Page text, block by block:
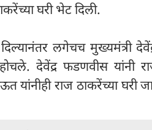
घरी भेट दिली.
लगेचच मुख्यमंत्री
देवेंद्र फडणवीस यांनी
यांनीही राज ठाकरेंच्या घरी